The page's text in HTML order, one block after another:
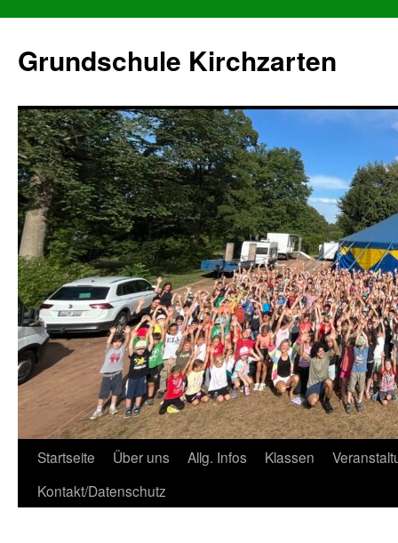
Grundschule Kirchzarten
Zum
Inhalt
Startseite Über uns Allg. Infos Klassen
Kontakt/Datenschutz